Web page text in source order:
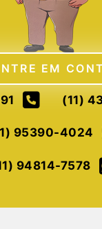
EM
(11)
95390-4024
94814-7578